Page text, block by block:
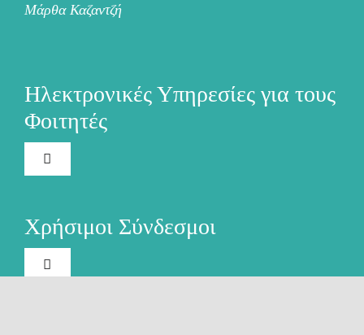
Μάρθα Καζαντζή
Ηλεκτρονικές Υπηρεσίες για τους
Φοιτητές
Toggle
Χρήσιμοι Σύνδεσμοι
Toggle